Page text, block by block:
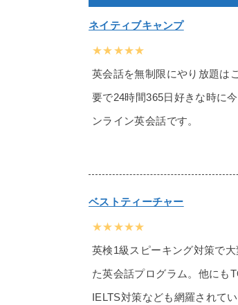
ネイティブキャンプ
★★★★★
英会話を無制限にやり放題は
要で24時間365日好きな時に
ンライン英会話です。
ベストティーチャー
★★★★★
英検1級スピーキング対策で
た英会話プログラム。他にも
IELTS対策なども網羅されてい